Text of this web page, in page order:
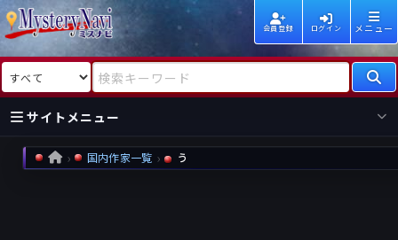
会員登録 ログイン メニュー
検索対象 検索キーワード
サイトメニュー
国内
海外
HOME 国内作家一覧 う